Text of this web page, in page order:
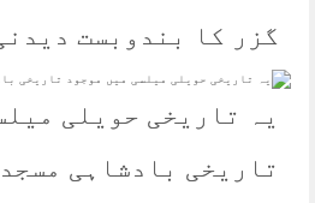
گزر کا بندوبست
یہ تاریخی حویلی
تاریخی بادشاہی